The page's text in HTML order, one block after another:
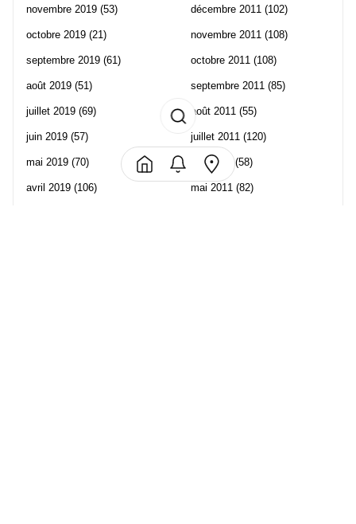
novembre 2019 (53)
octobre 2019 (21)
septembre 2019 (61)
août 2019 (51)
juillet 2019 (69)
juin 2019 (57)
mai 2019 (70)
avril 2019 (106)
décembre 2011 (102)
novembre 2011 (108)
octobre 2011 (108)
septembre 2011 (85)
août 2011 (55)
juillet 2011 (120)
juin 2011 (58)
mai 2011 (82)